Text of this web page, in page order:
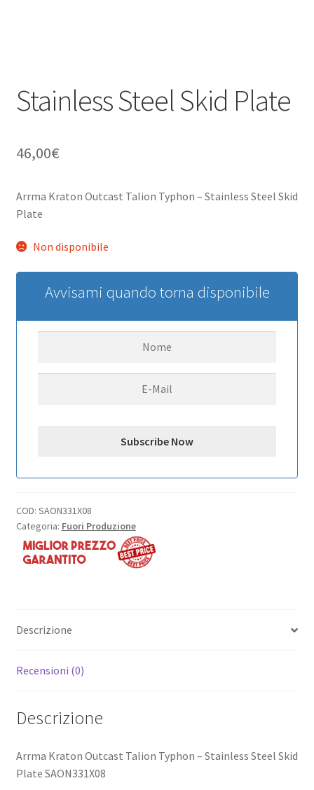
Stainless Steel Skid Plate
46,00€
Arrma Kraton Outcast Talion Typhon – Stainless Steel Skid
Plate
Non disponibile
Avvisami quando torna disponibile
COD: SAON331X08
Categoria: Fuori Produzione
Descrizione
Recensioni (0)
Descrizione
Arrma Kraton Outcast Talion Typhon – Stainless Steel Skid
Plate SAON331X08